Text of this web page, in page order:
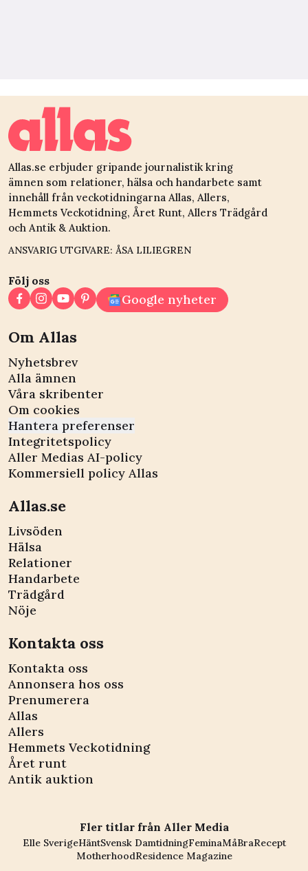
Allas.se erbjuder gripande journalistik kring
ämnen som relationer, hälsa och handarbete samt
innehåll från veckotidningarna Allas, Allers,
Hemmets Veckotidning, Året Runt, Allers Trädgård
och Antik & Auktion.
ANSVARIG UTGIVARE: ÅSA LILIEGREN
Följ oss
Google nyheter
Om Allas
Nyhetsbrev
Alla ämnen
Våra skribenter
Om cookies
Hantera preferenser
Integritetspolicy
Aller Medias AI-policy
Kommersiell policy Allas
Allas.se
Livsöden
Hälsa
Relationer
Handarbete
Trädgård
Nöje
Kontakta oss
Kontakta oss
Annonsera hos oss
Prenumerera
Allas
Allers
Hemmets Veckotidning
Året runt
Antik auktion
Fler titlar från Aller Media
Elle SverigeHäntSvensk DamtidningFeminaMåBraRecept
MotherhoodResidence Magazine